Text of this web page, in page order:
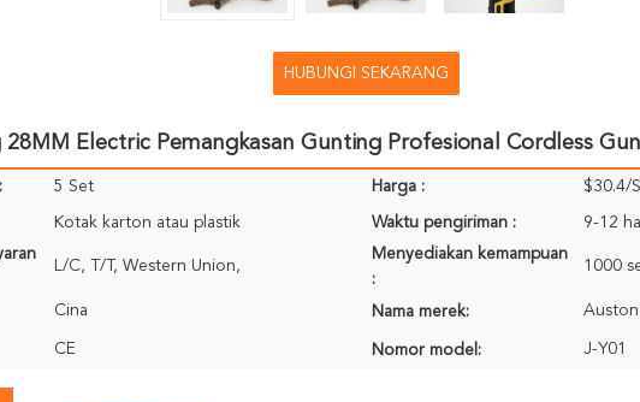
HUBUNGI SEKARANG
28MM Electric Pemangkasan Gunting Profesional Cordless
5 Set Harga : $30.4/
Kotak karton atau plastik Waktu pengiriman :
9-12
L/C, T/T, Western Union,
Menyediakan kemampuan
:
1000
Cina Nama merek: Auston
CE Nomor model: J-Y01